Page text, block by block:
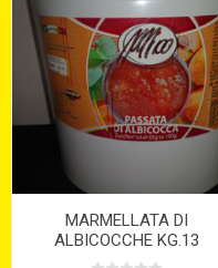
MARMELLATA DI
ALBICOCCHE KG.13